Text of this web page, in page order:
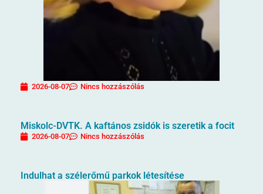
2026-08-07 Nincs hozzászólás
Miskolc-DVTK. A kaftános zsidók is szeretik a focit
2026-08-07 Nincs hozzászólás
Indulhat a szélerőmű parkok létesítése